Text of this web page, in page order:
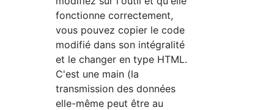
fonctionne correctement,
vous pouvez copier le code
modifié dans son intégralité
et le changer en type HTML.
C'est une main (la
transmission des données
elle-même peut être au